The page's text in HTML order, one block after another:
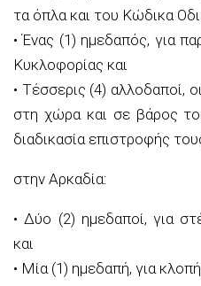
τα όπλα και του Κώδικα
• Ένας (1) ημεδαπός, για
Κυκλοφορίας και
• Τέσσερις (4) αλλοδαποί,
στη χώρα και σε βάρος
διαδικασία επιστροφής
στην Αρκαδία:
• Δύο (2) ημεδαποί, για
και
• Μία (1) ημεδαπή, για